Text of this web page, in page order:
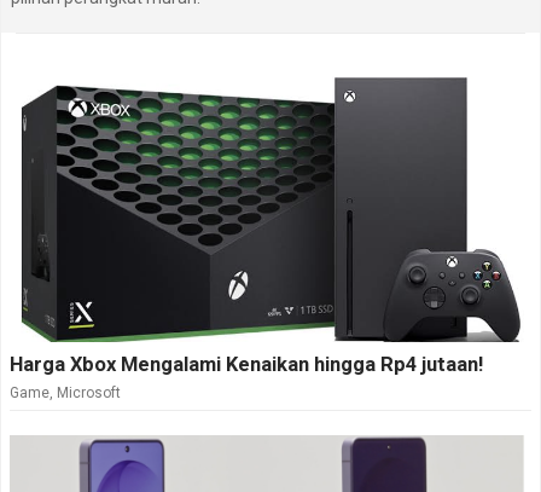
Harga Xbox Mengalami Kenaikan hingga Rp4 jutaan!
Game Microsoft